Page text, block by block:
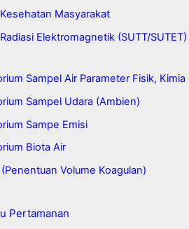
Masyarakat
Elektromagnetik (SUTT/SUTET)
Sampel Air Parameter Fisik,
Sampel Udara (Ambien)
Sampe Emisi
Biota Air
Volume Koagulan)
Pertamanan